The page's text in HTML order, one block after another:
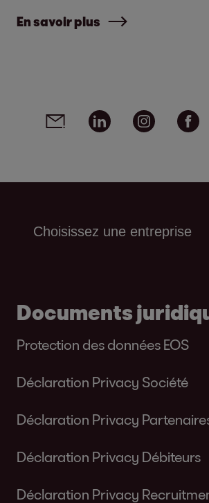
En savoir plus
Social media links - share
Email Linkedin
Documents
Protection des données EOS
Déclaration Privacy Société
Déclaration Privacy
Déclaration Privacy Débiteurs
Déclaration Privacy